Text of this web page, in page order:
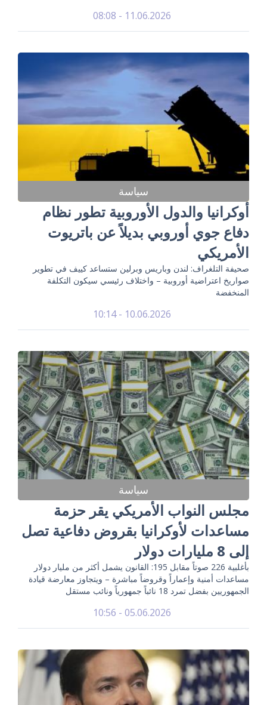
11.06.2026 - 08:08
سياسة
أوكرانيا والدول الأوروبية تطور نظام
دفاع جوي أوروبي بديلاً عن باتريوت
الأمريكي
صحيفة التلغراف: لندن وباريس وبرلين ستساعد كييف في تطوير
صواريخ اعتراضية أوروبية – واختلاف رئيسي سيكون التكلفة
المنخفضة
10.06.2026 - 10:14
سياسة
مجلس النواب الأمريكي يقر حزمة
مساعدات لأوكرانيا بقروض دفاعية تصل
إلى 8 مليارات دولار
بأغلبية 226 صوتاً مقابل 195: القانون يشمل أكثر من مليار دولار
مساعدات أمنية وإعماراً وقروضاً مباشرة – ويتجاوز معارضة قيادة
الجمهوريين بفضل تمرد 18 نائباً جمهورياً ونائب مستقل
05.06.2026 - 10:56